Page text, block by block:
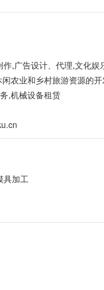
,广告设计、代理,文化
农业和乡村旅游资源的
,机械设备租赁
具加工